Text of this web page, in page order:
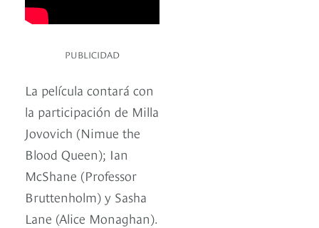
PUBLICIDAD
La película contará con
la participación de Milla
Jovovich (Nimue the
Blood Queen); Ian
McShane (Professor
Bruttenholm) y Sasha
Lane (Alice Monaghan).